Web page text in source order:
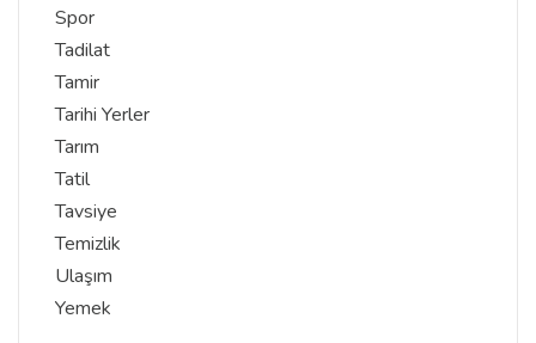
Spor
Tadilat
Tamir
Tarihi Yerler
Tarım
Tatil
Tavsiye
Temizlik
Ulaşım
Yemek